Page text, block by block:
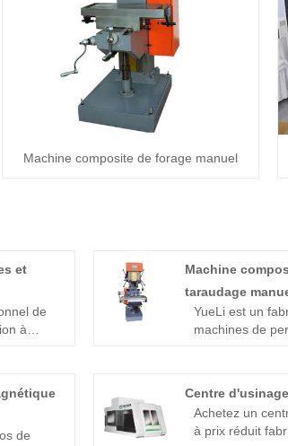
Machine composite de forage manuel
et
de
à
Machine
taraudage
YueLi est un
machines de
manuelle se
colonne, d'une
remorque
de
Centre
Achetez un
à prix réduit